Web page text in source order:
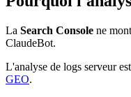
La Search Console ne
ClaudeBot.
L'analyse de logs serveur
GEO.